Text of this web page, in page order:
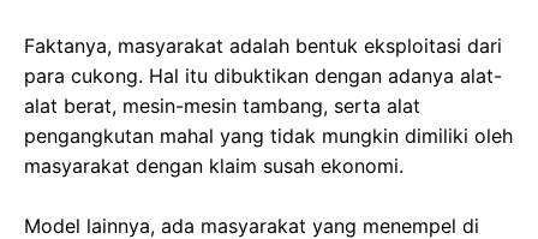
‎Faktanya, masyarakat adalah bentuk eksploitasi dari
para cukong. Hal itu dibuktikan dengan adanya alat-
alat berat, mesin-mesin tambang, serta alat
pengangkutan mahal yang tidak mungkin dimiliki oleh
masyarakat dengan klaim susah ekonomi.
‎Model lainnya, ada masyarakat yang menempel di